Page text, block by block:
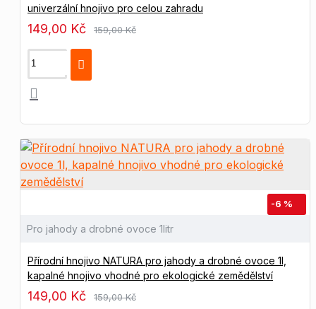
univerzální hnojivo pro celou zahradu
149,00 Kč 159,00 Kč
-6 %
Pro jahody a drobné ovoce 1litr
Přírodní hnojivo NATURA pro jahody a drobné ovoce 1l,
kapalné hnojivo vhodné pro ekologické zemědělství
149,00 Kč 159,00 Kč